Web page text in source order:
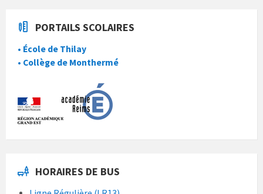
PORTAILS SCOLAIRES
• École de Thilay
• Collège de Monthermé
HORAIRES DE BUS